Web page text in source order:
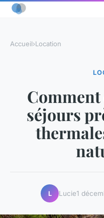
Accueil›Location
séjours
L Lucie1